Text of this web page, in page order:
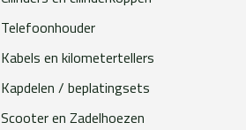
Telefoonhouder
Kabels en kilometertellers
Kapdelen / beplatingsets
Scooter en Zadelhoezen